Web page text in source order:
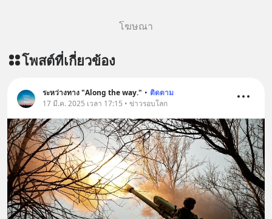
โฆษณา
โพสต์ที่เกี่ยวข้อง
ระหว่างทาง "Along the way." • ติดตาม
17 มี.ค. 2025 เวลา 17:15 • ข่าวรอบโลก